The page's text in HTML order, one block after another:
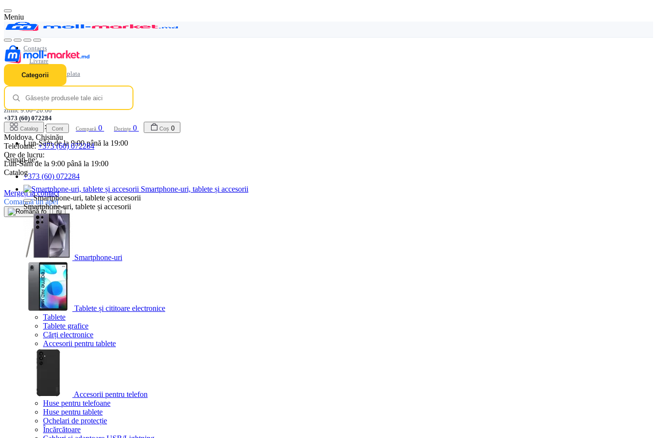
Meniu
Contacts
Livrare
Modalitati de plata
Garanţie
Loialitate
zilnic 9:00–20:00
+373 (60) 072284
Ore de lucru:
Lun-Sâm de la 9:00 până la 19:00
Sunați-ne:
+373 (60) 072284
Mergeți la contact
Comandă un apel
ro ru
Categorii
Catalog Cont Compară 0 Dorințe 0 Coș 0
Moldova, Chișinău
Telefoane: +373 (60) 072284
Ore de lucru:
Lun-Sâm de la 9:00 până la 19:00
Catalog
Smartphone-uri, tablete și accesorii
Smartphone-uri, tablete și accesorii
Smartphone-uri, tablete și accesorii
Smartphone-uri
Tablete și cititoare electronice
Tablete
Tablete grafice
Cărți electronice
Accesorii pentru tablete
Accesorii pentru telefon
Huse pentru telefoane
Huse pentru tablete
Ochelari de protecție
Încărcătoare